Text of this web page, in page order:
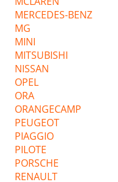
MERCEDES-BENZ
MG
MINI
MITSUBISHI
NISSAN
OPEL
ORA
ORANGECAMP
PEUGEOT
PIAGGIO
PILOTE
PORSCHE
RENAULT